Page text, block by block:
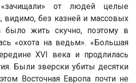
от людей целые
видимо, без казней и массовых
было жить скучно, поэтому в
«охота на ведьм». «Большая
XVI века и продлилась
Были зверски убиты десятки
Восточная Европа почти не